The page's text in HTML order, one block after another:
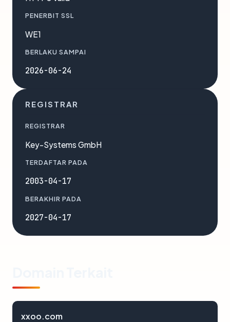
PENERBIT SSL
WE1
BERLAKU SAMPAI
2026-06-24
REGISTRAR
REGISTRAR
Key-Systems GmbH
TERDAFTAR PADA
2003-04-17
BERAKHIR PADA
2027-04-17
xxoo.com